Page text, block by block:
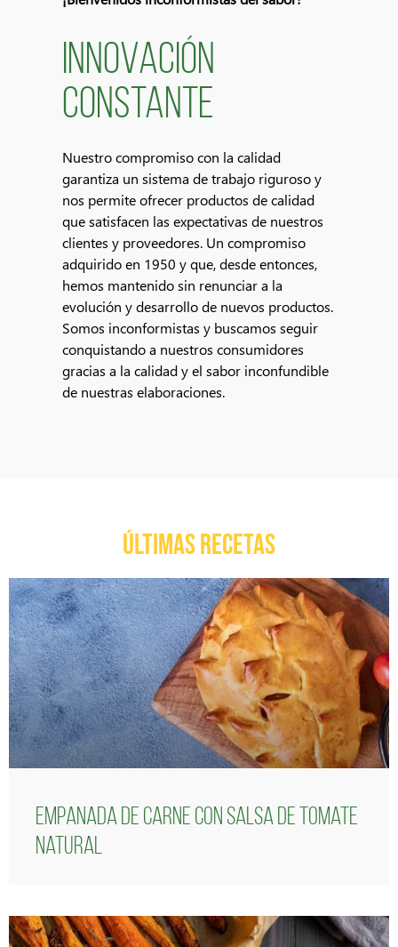
INNOVACIÓN
CONSTANTE
Nuestro compromiso con la calidad
garantiza un sistema de trabajo riguroso y
nos permite ofrecer productos de calidad
que satisfacen las expectativas de nuestros
clientes y proveedores. Un compromiso
adquirido en 1950 y que, desde entonces,
hemos mantenido sin renunciar a la
evolución y desarrollo de nuevos productos.
Somos inconformistas y buscamos seguir
conquistando a nuestros consumidores
gracias a la calidad y el sabor inconfundible
de nuestras elaboraciones.
ÚLTIMAS RECETAS
Empanada de carne con salsa de tomate
natural